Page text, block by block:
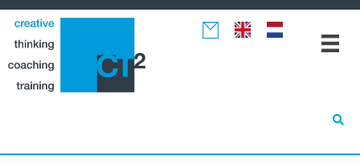
Spring
naar
hoofdnavigatie
Door
naar
Spring
naar
eerste